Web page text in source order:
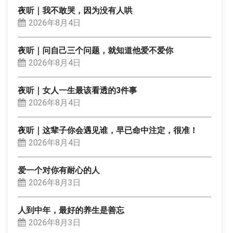
夜听｜我不敢哭，因为没有人哄
2026年8月4日
夜听｜问自己三个问题，就知道他爱不爱你
2026年8月4日
夜听｜女人一生最该看透的3件事
2026年8月4日
夜听｜这辈子你会遇见谁，早已命中注定，很准！
2026年8月4日
爱一个对你有耐心的人
2026年8月3日
人到中年，最好的养生是善忘
2026年8月3日